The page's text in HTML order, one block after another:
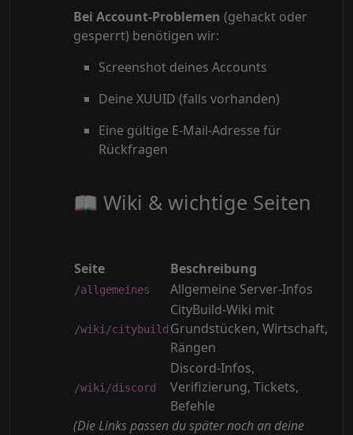
Bei Account-Problemen (gehackt oder
gesperrt) benötigen wir:
Screenshot deines Accounts
Deine XUUID (falls vorhanden)
Eine gültige E-Mail-Adresse für
Rückfragen
📖 Wiki & wichtige Seiten
Seite Beschreibung
/allgemeines Allgemeine Server-Infos
/wiki/citybuild
CityBuild-Wiki mit
Grundstücken, Wirtschaft,
Rängen
/wiki/discord
Discord-Infos,
Verifizierung, Tickets,
Befehle
(Die Links passen du später noch an deine